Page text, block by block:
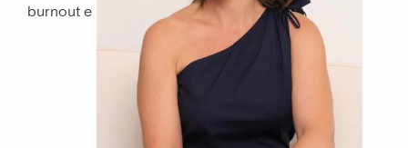
burnout e